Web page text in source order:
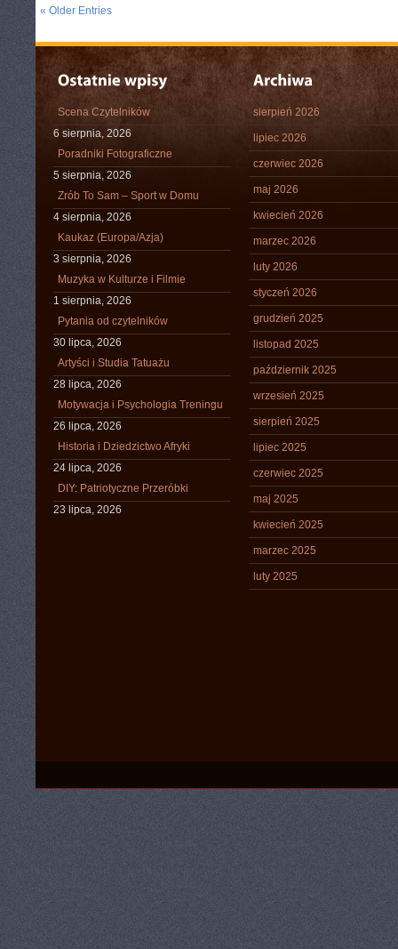
« Older Entries
Scena Czytelników
6 sierpnia, 2026
Poradniki Fotograficzne
5 sierpnia, 2026
Zrób To Sam – Sport w Domu
4 sierpnia, 2026
Kaukaz (Europa/Azja)
3 sierpnia, 2026
Muzyka w Kulturze i Filmie
1 sierpnia, 2026
Pytania od czytelników
30 lipca, 2026
Artyści i Studia Tatuażu
28 lipca, 2026
Motywacja i Psychologia Treningu
26 lipca, 2026
Historia i Dziedzictwo Afryki
24 lipca, 2026
DIY: Patriotyczne Przeróbki
23 lipca, 2026
sierpień 2026
lipiec 2026
czerwiec 2026
maj 2026
kwiecień 2026
marzec 2026
luty 2026
styczeń 2026
grudzień 2025
listopad 2025
październik 2025
wrzesień 2025
sierpień 2025
lipiec 2025
czerwiec 2025
maj 2025
kwiecień 2025
marzec 2025
luty 2025